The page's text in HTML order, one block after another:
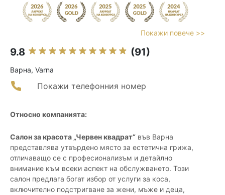
Покажи повече >>
9.8 (91)
Варна, Varna
Покажи телефонния номер
Относно компанията:
Салон за красота „Червен квадрат“ във Варна
представлява утвърдено място за естетична грижа,
отличаващо се с професионализъм и детайлно
внимание към всеки аспект на обслужването. Този
салон предлага богат избор от услуги за коса,
включително подстригване за жени, мъже и деца,